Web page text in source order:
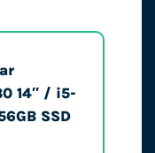
14″ / i5-
SSD